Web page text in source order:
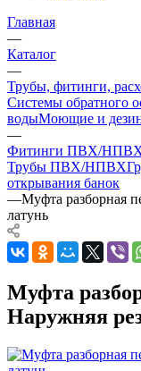
Главная
—
Каталог
—
Трубы, фитинги,
Системы обратного
водыМоющие и
—
Фитинги ПВХ/
Трубы ПВХ/НПВХ
открывания банок
—Муфта разборная
латунь
Муфта
Наружняя